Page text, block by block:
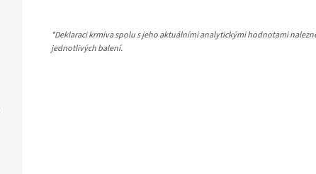
*Deklaraci krmiva spolu s jeho aktuálními analytickými hodnotami
jednotlivých balení.